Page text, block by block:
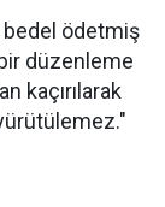
bedel ödetmiş
düzenleme
kaçırılarak